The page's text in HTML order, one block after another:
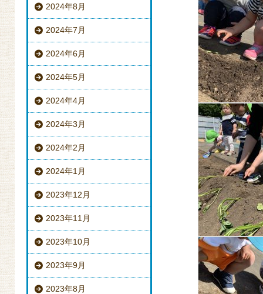
2024年8月
2024年7月
2024年6月
2024年5月
2024年4月
2024年3月
2024年2月
2024年1月
2023年12月
2023年11月
2023年10月
2023年9月
2023年8月